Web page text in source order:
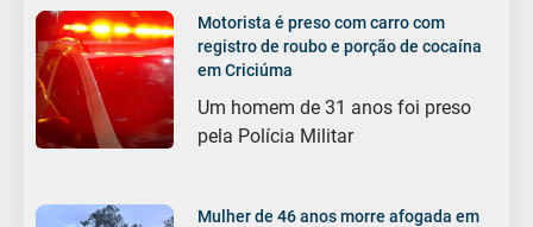
Motorista é preso com carro com
registro de roubo e porção de cocaína
em Criciúma
Um homem de 31 anos foi preso
pela Polícia Militar
Mulher de 46 anos morre afogada em